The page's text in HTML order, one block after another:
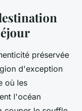
préservée
d'exception
où les
l'océan